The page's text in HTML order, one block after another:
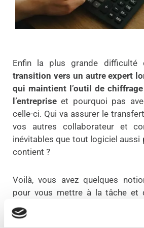
Enfin la plus grande difficulté
transition vers un autre expert
qui maintient l’outil de
l’entreprise et pourquoi pas
celle-ci. Qui va assurer le
vos autres collaborateur et
inévitables que tout logiciel aussi
contient ?
Voilà, vous avez quelques
pour vous mettre à la tâche et
outil de chiffrage dans Excel.
bons chiffrages.